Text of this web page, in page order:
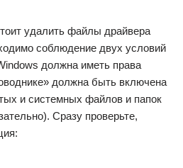
удалить файлы драйвера
соблюдение двух условий
должна иметь права
должна быть включена
и системных файлов и папок
Сразу проверьте,